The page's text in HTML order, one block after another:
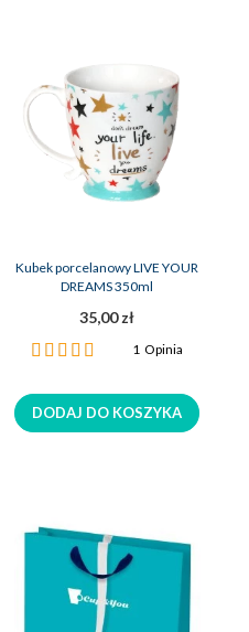
Kubek porcelanowy LIVE YOUR
DREAMS 350ml
35,00 zł
Ocena:
1Opinia
DODAJ DO KOSZYKA